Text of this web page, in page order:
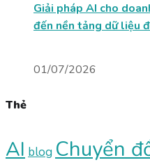
Giải pháp AI cho
đến nền tảng dữ liệu
01/07/2026
Thẻ
AI blog Chuyển